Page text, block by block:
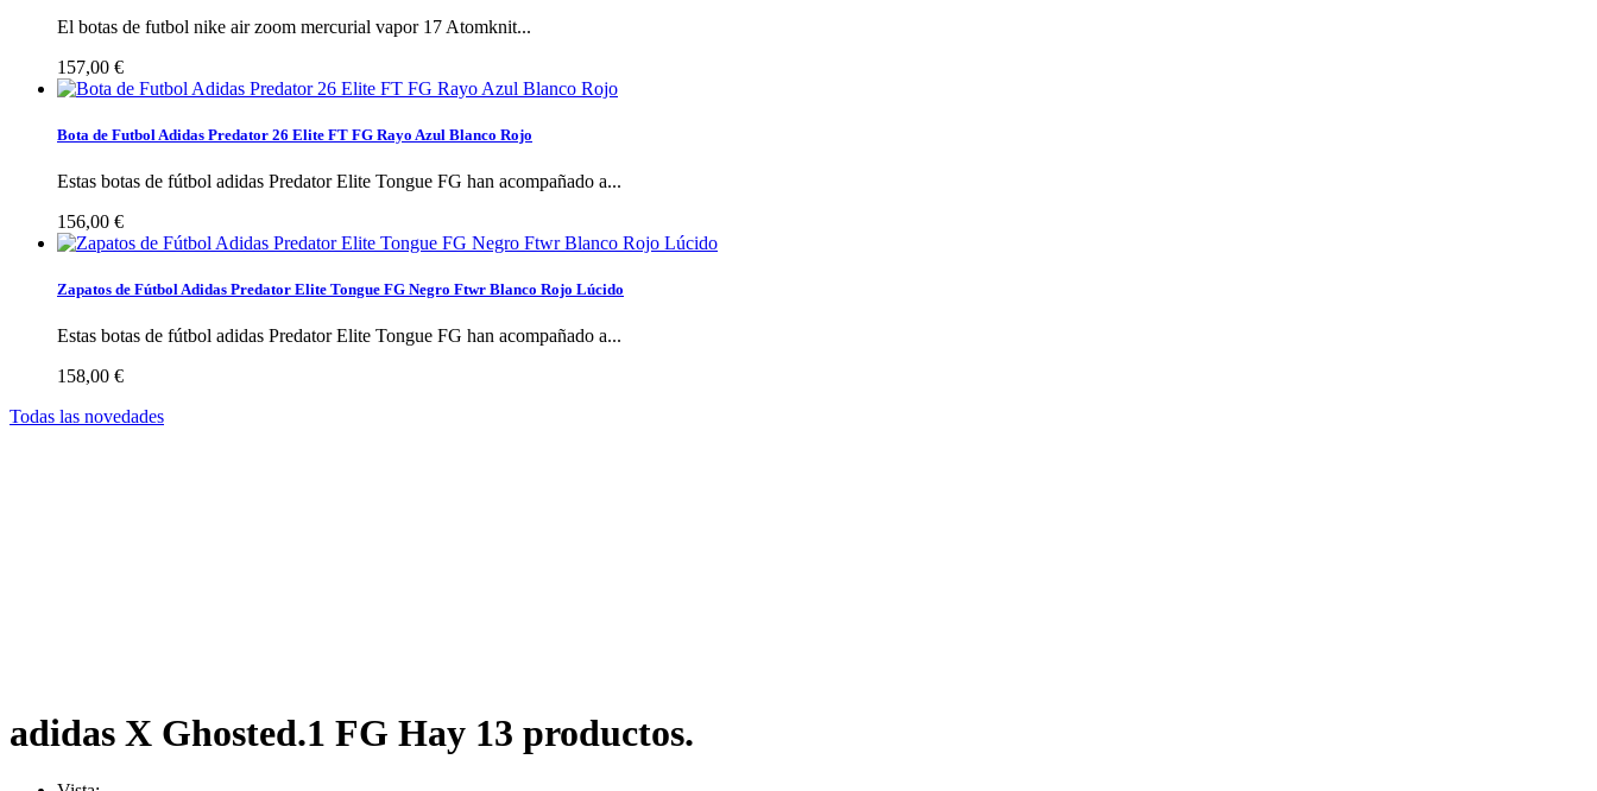
El botas de futbol nike air zoom mercurial vapor 17 Atomknit...
157,00 €
Bota de Futbol Adidas Predator 26 Elite FT FG Rayo Azul Blanco Rojo
Estas botas de fútbol adidas Predator Elite Tongue FG han acompañado a...
156,00 €
Zapatos de Fútbol Adidas Predator Elite Tongue FG Negro Ftwr Blanco Rojo Lúcido
Estas botas de fútbol adidas Predator Elite Tongue FG han acompañado a...
158,00 €
Todas las novedades
adidas X Ghosted.1 FG Hay 13 productos.